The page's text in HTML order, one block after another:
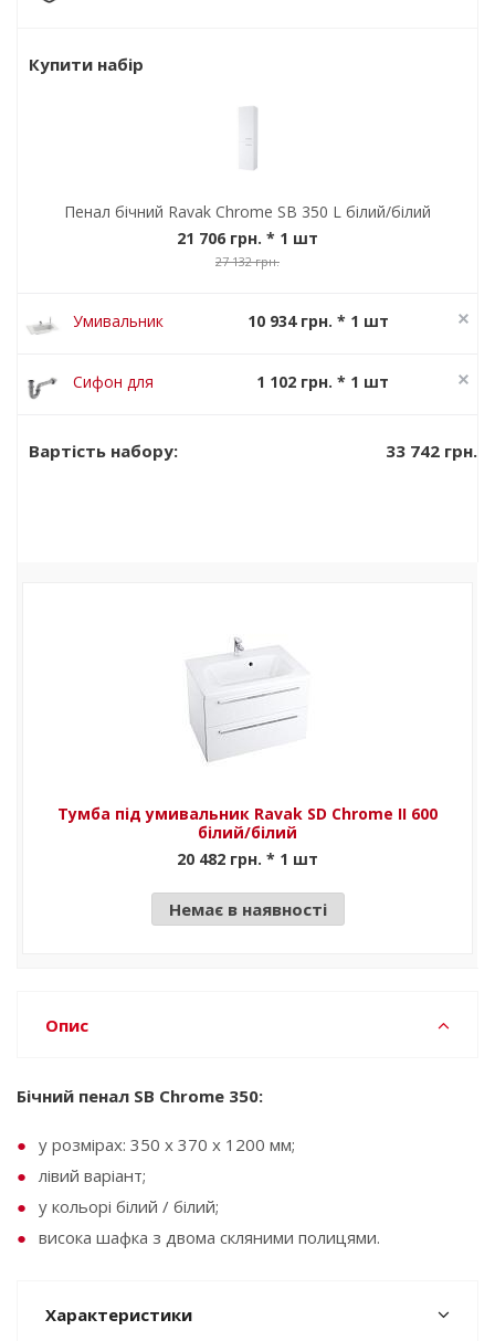
Купити набір
Пенал бічний Ravak Chrome SB 350 L білий/білий
21 706 грн. * 1 шт
27 132 грн.
Умивальник
600 білий з
10 934 грн. * 1 шт
Сифон для
U трубчастий
1 102 грн. * 1 шт
Вартість набору: 33 742 грн.
Тумба під умивальник Ravak SD Chrome II 600
білий/білий
20 482 грн. * 1 шт
Немає в наявності
Опис
Бічний пенал SB Chrome 350:
у розмірах: 350 х 370 х 1200 мм;
лівий варіант;
у кольорі білий / білий;
висока шафка з двома скляними полицями.
Характеристики